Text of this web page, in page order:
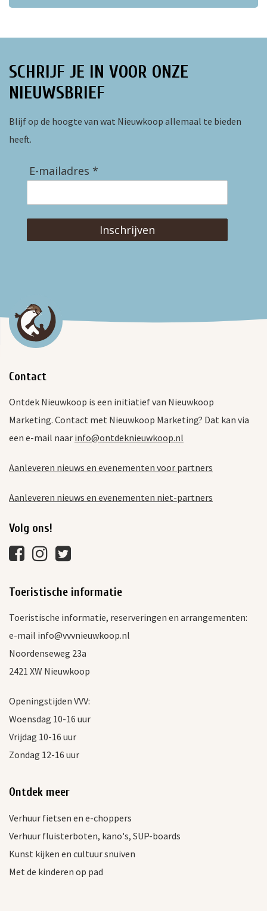
SCHRIJF JE IN VOOR ONZE
NIEUWSBRIEF
Blijf op de hoogte van wat Nieuwkoop allemaal te bieden
heeft.
E-mailadres *
Inschrijven
Contact
Ontdek Nieuwkoop is een initiatief van Nieuwkoop
Marketing. Contact met Nieuwkoop Marketing? Dat kan via
een e-mail naar info@ontdeknieuwkoop.nl
Aanleveren nieuws en evenementen voor partners
Aanleveren nieuws en evenementen niet-partners
Volg ons!
Toeristische informatie
Toeristische informatie, reserveringen en arrangementen:
e-mail info@vvvnieuwkoop.nl
Noordenseweg 23a
2421 XW Nieuwkoop
Openingstijden VVV:
Woensdag 10-16 uur
Vrijdag 10-16 uur
Zondag 12-16 uur
Ontdek meer
Verhuur fietsen en e-choppers
Verhuur fluisterboten, kano's, SUP-boards
Kunst kijken en cultuur snuiven
Met de kinderen op pad